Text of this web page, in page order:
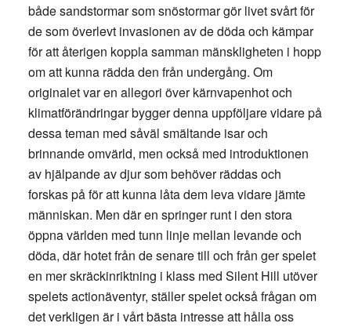
både sandstormar som snöstormar gör livet svårt för
de som överlevt invasionen av de döda och kämpar
för att återigen koppla samman mänskligheten i hopp
om att kunna rädda den från undergång. Om
originalet var en allegori över kärnvapenhot och
klimatförändringar bygger denna uppföljare vidare på
dessa teman med såväl smältande isar och
brinnande omvärld, men också med introduktionen
av hjälpande av djur som behöver räddas och
forskas på för att kunna låta dem leva vidare jämte
människan. Men där en springer runt i den stora
öppna världen med tunn linje mellan levande och
döda, där hotet från de senare till och från ger spelet
en mer skräckinriktning i klass med Silent Hill utöver
spelets actionäventyr, ställer spelet också frågan om
det verkligen är i vårt bästa intresse att hålla oss